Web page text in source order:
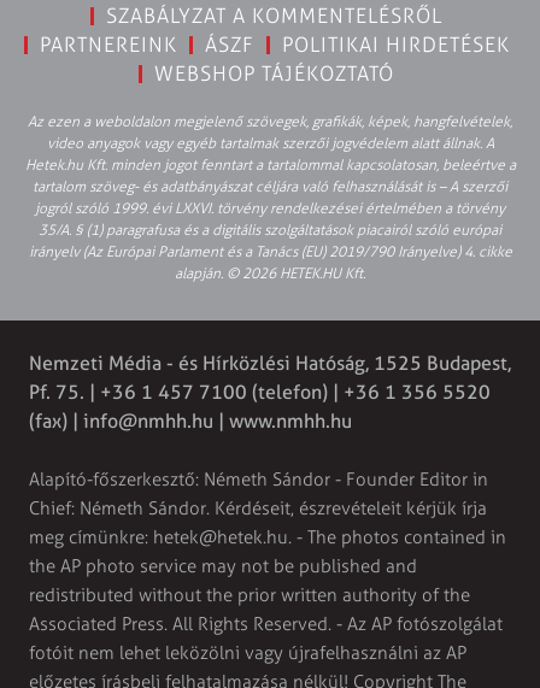
SZABÁLYZAT A KOMMENTELÉSRŐL
PARTNEREINK
ÁSZF
POLITIKAI HIRDETÉSEK
WEBSHOP TÁJÉKOZTATÓ
Az ezen a weboldalon megjelenő szövegek, grafikák, képek, hangfelvételek,
video anyagok vagy egyéb tartalmak szerzői jogvédelem alatt állnak. A
Hetek.hu Kft. minden jogot fenntart a tartalommal kapcsolatosan, beleértve a
tartalom szöveg- és adatbányászat céljára való felhasználását is – A szerzői
jogról szóló 1999. évi LXXVI. törvény rendelkezései értelmében a törvény
35/A. § (1) paragrafusa és a digitális szolgáltatások piacairól szóló európai
irányelv (Az Európai Parlament és a Tanács (EU) 2019/790 Irányelve) 4. cikke
alapján. © 2026 HETEK.HU Kft.
Nemzeti Média - és Hírközlési Hatóság, 1525 Budapest,
Pf. 75. | +36 1 457 7100 (telefon) | +36 1 356 5520
(fax) | info@nmhh.hu | www.nmhh.hu
Alapító-főszerkesztő: Németh Sándor - Founder Editor in
Chief: Németh Sándor. Kérdéseit, észrevételeit kérjük írja
meg címünkre: hetek@hetek.hu. - The photos contained in
the AP photo service may not be published and
redistributed without the prior written authority of the
Associated Press. All Rights Reserved. - Az AP fotószolgálat
fotóit nem lehet leközölni vagy újrafelhasználni az AP
előzetes írásbeli felhatalmazása nélkül! Copyright The